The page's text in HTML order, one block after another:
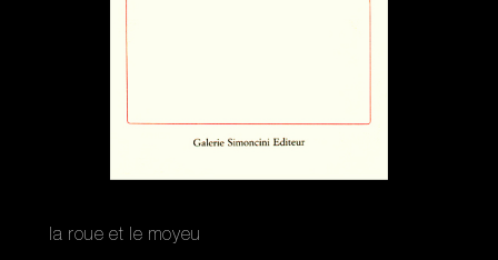
la roue et le moyeu